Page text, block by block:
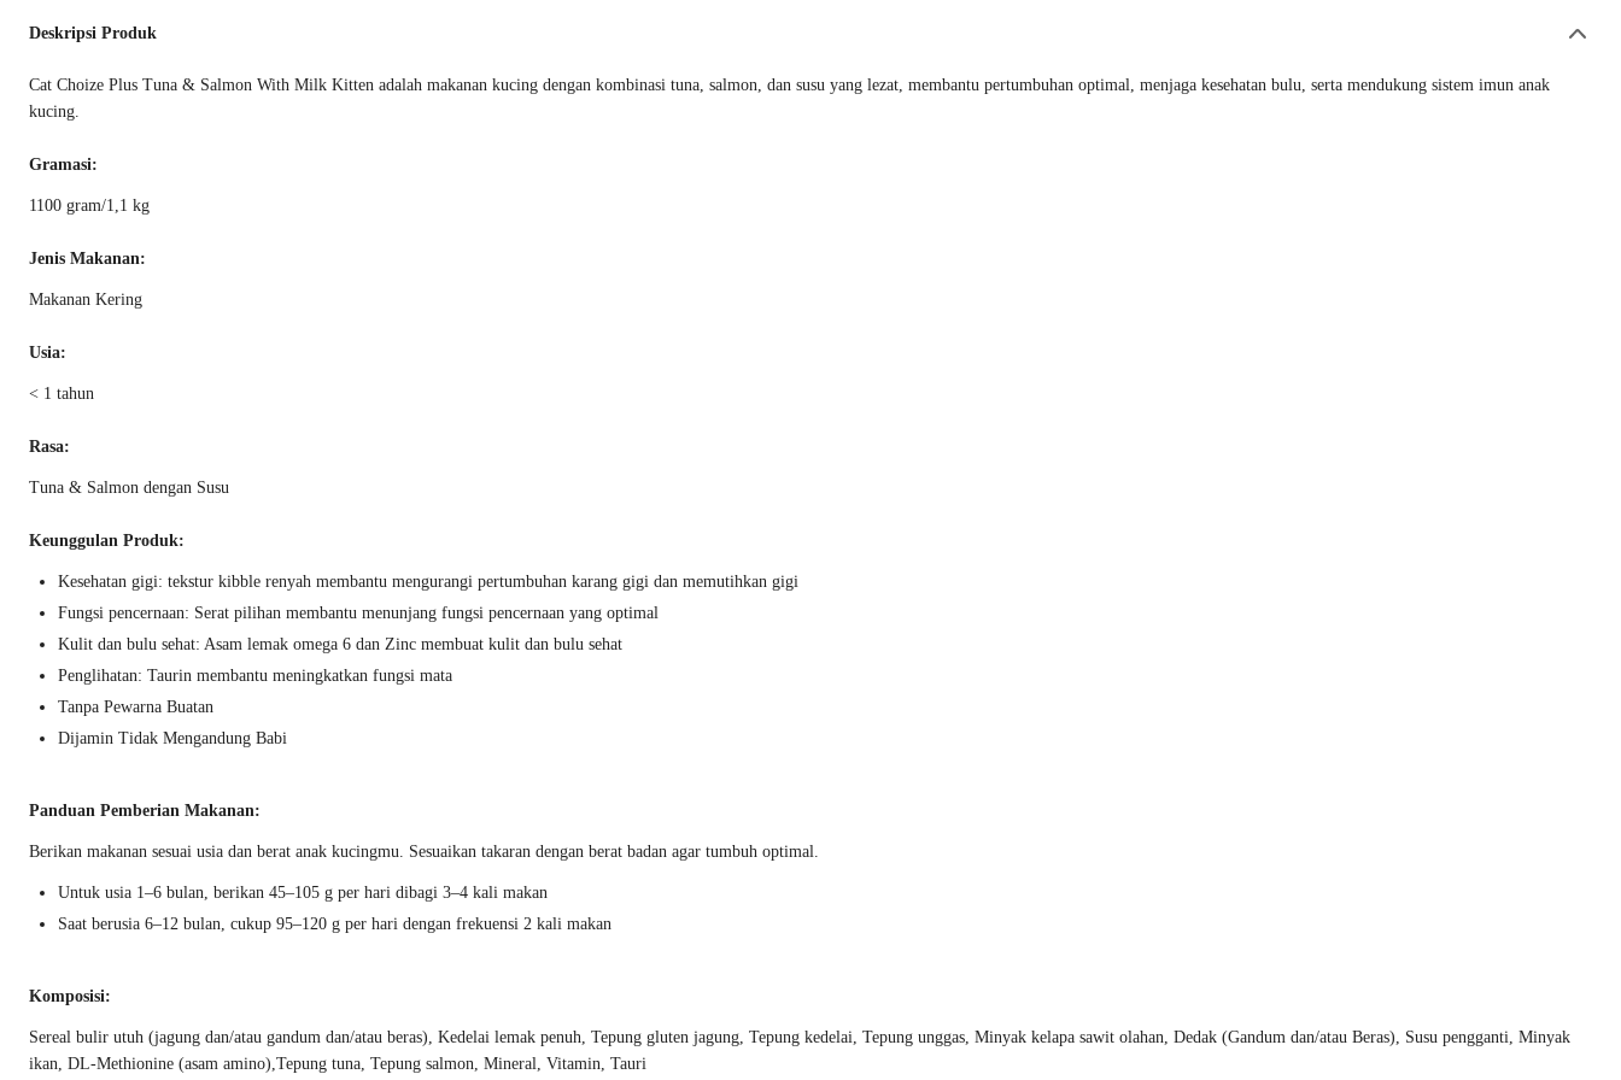
Deskripsi Produk
Cat Choize Plus Tuna & Salmon With Milk Kitten adalah makanan kucing dengan kombinasi tuna, salmon, dan susu yang lezat, membantu pertumbuhan optimal, menjaga kesehatan bulu, serta mendukung sistem imun anak
kucing.
Gramasi:
1100 gram/1,1 kg
Jenis Makanan:
Makanan Kering
Usia:
< 1 tahun
Rasa:
Tuna & Salmon dengan Susu
Keunggulan Produk:
Kesehatan gigi: tekstur kibble renyah membantu mengurangi pertumbuhan karang gigi dan memutihkan gigi
Fungsi pencernaan: Serat pilihan membantu menunjang fungsi pencernaan yang optimal
Kulit dan bulu sehat: Asam lemak omega 6 dan Zinc membuat kulit dan bulu sehat
Penglihatan: Taurin membantu meningkatkan fungsi mata
Tanpa Pewarna Buatan
Dijamin Tidak Mengandung Babi
Panduan Pemberian Makanan:
Berikan makanan sesuai usia dan berat anak kucingmu. Sesuaikan takaran dengan berat badan agar tumbuh optimal.
Untuk usia 1–6 bulan, berikan 45–105 g per hari dibagi 3–4 kali makan
Saat berusia 6–12 bulan, cukup 95–120 g per hari dengan frekuensi 2 kali makan
Komposisi:
Sereal bulir utuh (jagung dan/atau gandum dan/atau beras), Kedelai lemak penuh, Tepung gluten jagung, Tepung kedelai, Tepung unggas, Minyak kelapa sawit olahan, Dedak (Gandum dan/atau Beras), Susu pengganti, Minyak
ikan, DL-Methionine (asam amino),Tepung tuna, Tepung salmon, Mineral, Vitamin, Tauri